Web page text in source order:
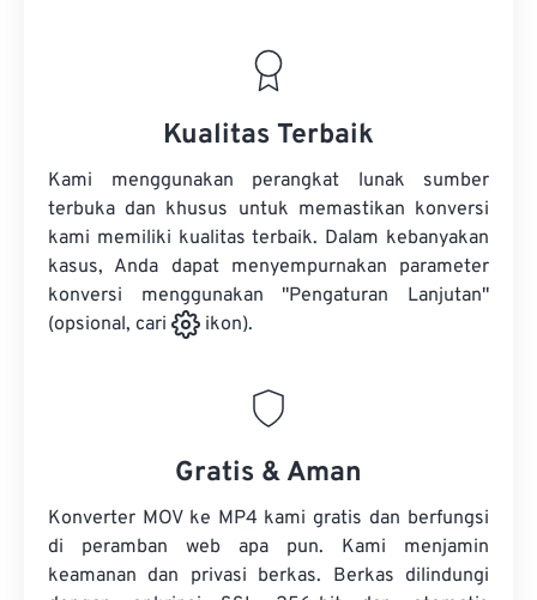
Kualitas Terbaik
Kami menggunakan perangkat lunak sumber
terbuka dan khusus untuk memastikan konversi
kami memiliki kualitas terbaik. Dalam kebanyakan
kasus, Anda dapat menyempurnakan parameter
konversi menggunakan "Pengaturan Lanjutan"
(opsional, cari
ikon).
Gratis & Aman
Konverter MOV ke MP4 kami gratis dan berfungsi
di peramban web apa pun. Kami menjamin
keamanan dan privasi berkas. Berkas dilindungi